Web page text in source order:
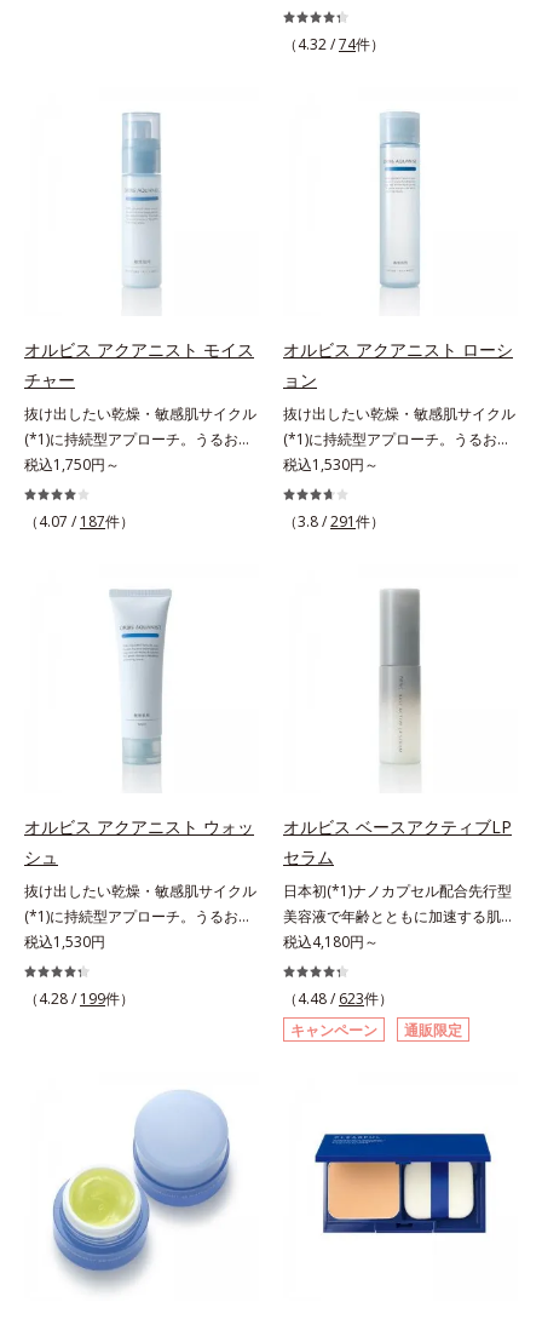
データベースPubMed及びGoogle
scholarにより国内化粧品業界にお
ーラ化成研究所調べ）アレルギーテ
スト済＝全ての方にアレルギーが起
ん。ノンコメドジェニックテスト済
＝すべての人にコメド（ニキビのも
と）ができないというわけではあり
ません。
とではありません）*3 乾燥して敏
感に感じやすい状態のこと*4 発酵
へ導く保湿成分、植物由来アミノ酸
（エルゴチオネイン）配合＝肌を整
え、すこやかに保つ保湿成分、微生
物由来アミノ酸（エクトイン）配合
を除くLM＝さっぱり高保湿タイプ
（脂性肌～普通肌）RM＝しっとり
アレルギーテスト済＝全ての方にア
レルギーが起こらないということで
はありません。
オルビスグループ独自の肌荒れ防止
有効成分として、「DF-パンテノー
ル(*3)」を国内唯一(*4)、高濃度で
チして肌荒れを防ぎ、肌不調にゆら
がない肌を叶えます。そして、独自
のうるおいを引き出し・高めて、ハ
リ感あふれる肌へと導きます。うる
おいに満ちたゆらがない肌をご体感
いただくために設計された3ステッ
プで、いつも力強く美しくあり続け
るあなたを応援します。*1 肌にう
るおいが満ち、維持されている状態
2022年5月 Mintel社データベース及
び先行技術調査による当社調べ*5
オトギリソウエキス配合＝肌にうる
おいを与え、うるおいに満ちたハリ
スト済＝全ての方にアレルギーが起
こらないということではありませ
「CLEANENCE（クリーンエン
ス）」が目指すのは、まっさらな素
されるはずだった原料や資源を「ア
ップサイクル（そのまま再利用する
のではなく、商品としての価値を高
めるような加工を行う）」。不要と
力でまっさらな素肌へと導くクリー
ンビューティブランドです。
（4.32 /74件）
オルビス アクアニスト モイス
チャー
抜け出したい乾燥・敏感肌サイクル
(*1)に持続型アプローチ。うるおい
を追求した敏感肌用保湿スキンケア
(*2)。うるおいを逃し、刺激を受け
やすい角層の“乾燥敏感スランプ
望の敏感肌用保湿スキンケアライン
「オルビス アクアニスト」。乾燥
敏感スランプの原因にアプローチす
る持続型トリプルアミノ酸(*4)を配
異物として排出されにくく、肌にと
どまってうるおいを蓄えてくれま
す。刺激を受けやすくなった角層を
うるおいで満たし、脱・敏感肌を目
指します。無油分・無着色・無香
不使用(*5)・パラベンフリー、6つ
のフリー処方で徹底的に肌に寄り添
います。*1 乾燥と敏感をくり返す
こと*2 敏感肌対象連用テスト済
（すべての方のお肌に合うというこ
とではありません）*3 乾燥して敏
へ導く保湿成分、植物由来アミノ酸
（エルゴチオネイン）配合＝肌を整
え、すこやかに保つ保湿成分、微生
物由来アミノ酸（エクトイン）配合
＝乱れた角層にうるおいを与え、肌
荒れを防ぐ保湿成分*5 ウォッシュ
を除くLM＝さっぱり高保湿タイプ
（脂性肌～普通肌）RM＝しっとり
税込1,750円～
（4.07 / 187件）
オルビス アクアニスト ローシ
ョン
抜け出したい乾燥・敏感肌サイクル
(*1)に持続型アプローチ。うるおい
を追求した敏感肌用保湿スキンケア
(*2)。うるおいを逃し、刺激を受け
やすい角層の“乾燥敏感スランプ
望の敏感肌用保湿スキンケアライン
る持続型トリプルアミノ酸(*4)を配
合。もともと体内にあるアミノ酸は
異物として排出されにくく、肌にと
どまってうるおいを蓄えてくれま
す。刺激を受けやすくなった角層を
指します。無油分・無着色・無香
不使用(*5)・パラベンフリー、6つ
のフリー処方で徹底的に肌に寄り添
います。*1 乾燥と敏感をくり返す
こと*2 敏感肌対象連用テスト済
（すべての方のお肌に合うというこ
とではありません）*3 乾燥して敏
感に感じやすい状態のこと*4 発酵
え、すこやかに保つ保湿成分、微生
物由来アミノ酸（エクトイン）配合
＝乱れた角層にうるおいを与え、肌
荒れを防ぐ保湿成分*5 ウォッシュ
税込1,530円～
（3.8 /291件）
オルビス アクアニスト ウォッ
シュ
抜け出したい乾燥・敏感肌サイクル
(*1)に持続型アプローチ。うるおい
を追求した敏感肌用保湿スキンケア
(*2)。うるおいを逃し、刺激を受け
やすい角層の“乾燥敏感スランプ
「オルビス アクアニスト」。乾燥
敏感スランプの原因にアプローチす
る持続型トリプルアミノ酸(*4)を配
合。もともと体内にあるアミノ酸は
異物として排出されにくく、肌にと
どまってうるおいを蓄えてくれま
す。刺激を受けやすくなった角層を
うるおいで満たし、脱・敏感肌を目
指します。無油分・無着色・無香
税込1,530円
（4.28 / 199件）
オルビス ベースアクティブLP
セラム
日本初(*1)ナノカプセル配合先行型
美容液で年齢とともに加速する肌悩
み(*2)にブレーキを。スキンケアの
打ち止め感に。年齢とともに加速す
る肌悩み(*2)にブレーキをかけ、化
粧水前の土台(*3)づくりで、うるお
いに満ち満ちた内側から弾むような
そんな大人の肌悩みにアプローチす
る先行型美容液です。日本初(*1)、
毛穴約1/1000ナノサイズの極小カ
プセルの表面は肌になじみやすい構
税込4,180円～
（4.48 / 623件）
キャンペーン
通販限定